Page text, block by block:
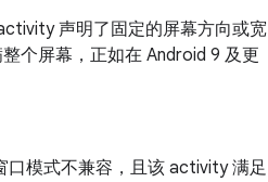
声明了固定的屏幕方向或宽
个屏幕，正如在 Android 9 及更
模式不兼容，且该 activity 满足